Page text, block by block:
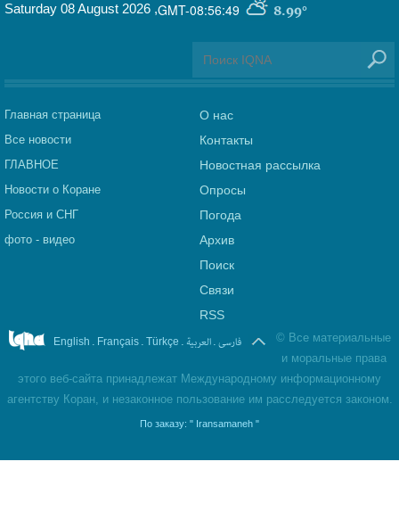
GMT-08:56:49 8.99°
Saturday 08 August 2026 ,
Главная страница
Все новости
ГЛАВНОЕ
Новости о Коране
Россия и СНГ
фото - видео
О нас
Контакты
Новостная рассылка
Опросы
Погода
Архив
Поиск
Связи
RSS
English . Français . Türkçe . العربیة . فارسی © Все материальные
и моральные права
этого веб-сайта принадлежат Международному информационному
агентству Коран, и незаконное пользование им расследуется законом.
По заказу: " Iransamaneh "